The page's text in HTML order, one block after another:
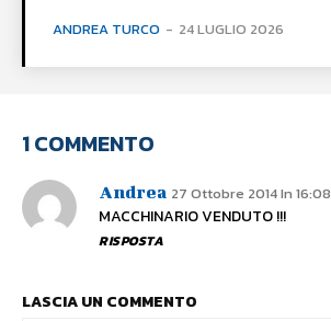
ANDREA TURCO - 24 LUGLIO 2026
1 COMMENTO
Andrea 27 Ottobre 2014 In 16:08
MACCHINARIO VENDUTO !!!
RISPOSTA
LASCIA UN COMMENTO